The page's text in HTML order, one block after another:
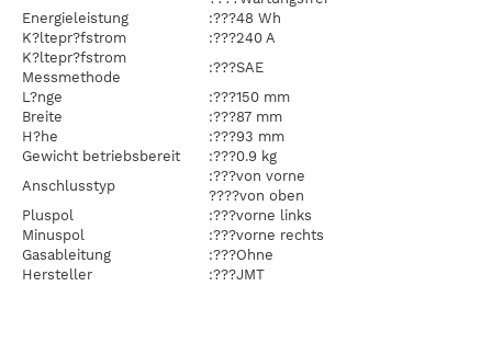
Energieleistung
:???48 Wh
K?ltepr?fstrom
:???240 A
K?ltepr?fstrom
Messmethode
:???SAE
L?nge
:???150 mm
Breite
:???87 mm
H?he
:???93 mm
Gewicht betriebsbereit
:???0.9 kg
Anschlusstyp
:???von vorne
????von oben
Pluspol
:???vorne links
Minuspol
:???vorne rechts
Gasableitung
:???Ohne
Hersteller
:???JMT